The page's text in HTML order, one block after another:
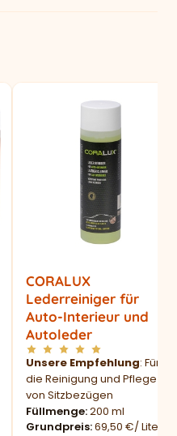
CORALUX
Lederreiniger für
Auto-Interieur und
Autoleder
Unsere Empfehlung: Für
die Reinigung und Pflege
von Sitzbezügen
Füllmenge 200 ml
Grundpreis 69,50 €/ Liter